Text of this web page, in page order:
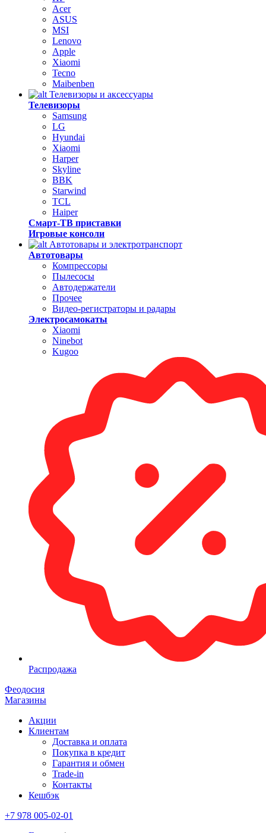
Acer
ASUS
MSI
Lenovo
Apple
Xiaomi
Tecno
Maibenben
Телевизоры и аксессуары
Телевизоры
Samsung
LG
Hyundai
Xiaomi
Harper
Skyline
BBK
Starwind
TCL
Haiper
Смарт-ТВ приставки
Игровые консоли
Автотовары и электротранспорт
Автотовары
Компрессоры
Пылесосы
Автодержатели
Прочее
Видео-регистраторы и радары
Электросамокаты
Xiaomi
Ninebot
Kugoo
Распродажа
Феодосия
Магазины
Акции
Клиентам
Доставка и оплата
Покупка в кредит
Гарантия и обмен
Trade-in
Контакты
Кешбэк
+7 978 005-02-01